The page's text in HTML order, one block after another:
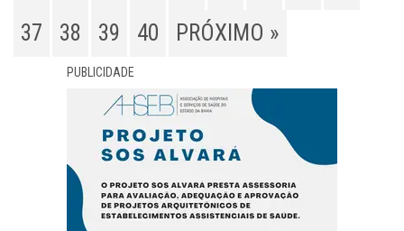
37
38 39 40 PRÓXIMO »
PUBLICIDADE